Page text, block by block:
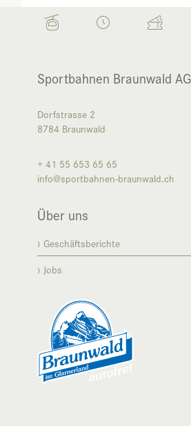
Sportbahnen Braunwald AG
Dorfstrasse 2
8784 Braunwald
+ 41 55 653 65 65
info@sportbahnen-braunwald.ch
Über uns
Geschäftsberichte
Jobs